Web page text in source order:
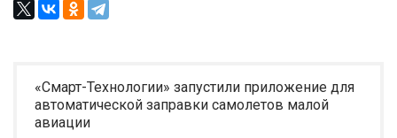
«Смарт-Технологии» запустили приложение для
автоматической заправки самолетов малой
авиации